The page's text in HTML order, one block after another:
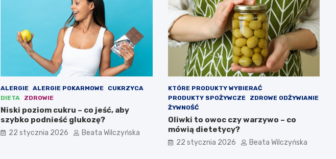
ALERGIE ALERGIE POKARMOWE
CUKRZYCA
DIETA
ZDROWIE
Niski poziom cukru – co jeść, aby
szybko podnieść glukozę?
22 stycznia 2026 Beata Wilczyńska
KTÓRE PRODUKTY WYBIERAĆ
PRODUKTY SPOŻYWCZE
ZDROWE ODŻYWIANIE
ŻYWNOŚĆ
Oliwki to owoc czy warzywo – co
mówią dietetycy?
22 stycznia 2026 Beata Wilczyńska